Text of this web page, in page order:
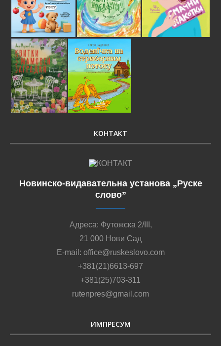
КОНТАКТ
Новинско-видавательна установа „Руске
слово”
Адреса: Футожска 2/III,
21 000 Нови Сад
E-mail: office@ruskeslovo.com
+381(21)6613-697
+381(25)703-311
rutenpres@gmail.com
ИМПРЕСУМ